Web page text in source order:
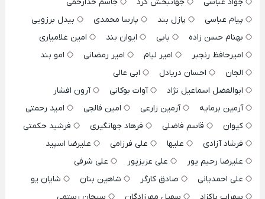
پیام عباسی
پازل بند پارسا محمدی
بیدل برزویی
بهنام حسن زاده
بابی ایوان بند
امین غلامیاری
امیرحافظ رنجبر
امیر لیام امیر رمضانی
امو بند
الجان
احسان دریادل
ابی عالی
ابوالفضل اسماعیل نژاد
آوات بوکانی
آرون افشار
آرمین برمایه
آرمین زارعی امین فالجی
امید رحمتی
کیوان
قاسم فاضلی فرهاد جهانگیری
فرشید حکمتی
فرشاد آزادی
علیها علی فرزامی
علیرضا اسپید
علیرضا رحیم پور
علی عزیزپور
علی شرفی
علی احمدیانی
صادق کارگر شاهین بنان
شایان یو